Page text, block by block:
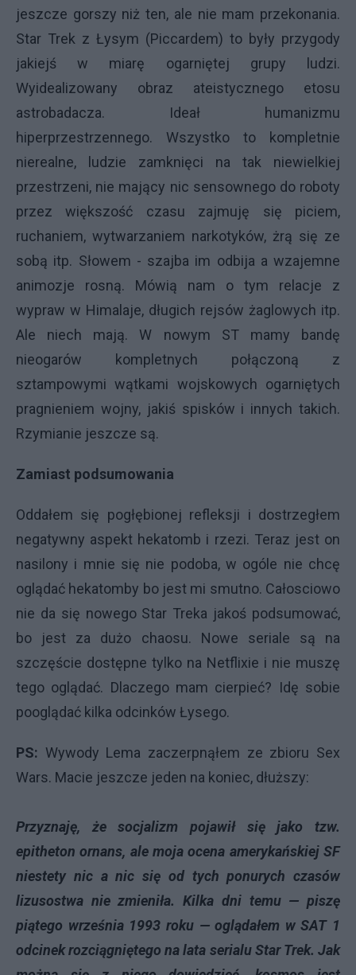
jeszcze gorszy niż ten, ale nie mam przekonania.
Star Trek z Łysym (Piccardem) to były przygody
jakiejś w miarę ogarniętej grupy ludzi.
Wyidealizowany obraz ateistycznego etosu
astrobadacza. Ideał humanizmu
hiperprzestrzennego. Wszystko to kompletnie
nierealne, ludzie zamknięci na tak niewielkiej
przestrzeni, nie mający nic sensownego do roboty
przez większość czasu zajmuję się piciem,
ruchaniem, wytwarzaniem narkotyków, żrą się ze
sobą itp. Słowem - szajba im odbija a wzajemne
animozje rosną. Mówią nam o tym relacje z
wypraw w Himalaje, długich rejsów żaglowych itp.
Ale niech mają. W nowym ST mamy bandę
nieogarów kompletnych połączoną z
sztampowymi wątkami wojskowych ogarniętych
pragnieniem wojny, jakiś spisków i innych takich.
Rzymianie jeszcze są.
Zamiast podsumowania
Oddałem się pogłębionej refleksji i dostrzegłem
negatywny aspekt hekatomb i rzezi. Teraz jest on
nasilony i mnie się nie podoba, w ogóle nie chcę
oglądać hekatomby bo jest mi smutno. Całosciowo
nie da się nowego Star Treka jakoś podsumować,
bo jest za dużo chaosu. Nowe seriale są na
szczęście dostępne tylko na Netflixie i nie muszę
tego oglądać. Dlaczego mam cierpieć? Idę sobie
pooglądać kilka odcinków Łysego.
PS: Wywody Lema zaczerpnąłem ze zbioru Sex
Wars. Macie jeszcze jeden na koniec, dłuższy:
Przyznaję, że socjalizm pojawił się jako tzw.
epitheton ornans, ale moja ocena amerykańskiej SF
niestety nic a nic się od tych ponurych czasów
lizusostwa nie zmieniła. Kilka dni temu — piszę
piątego września 1993 roku — oglądałem w SAT 1
odcinek rozciągniętego na lata serialu Star Trek. Jak